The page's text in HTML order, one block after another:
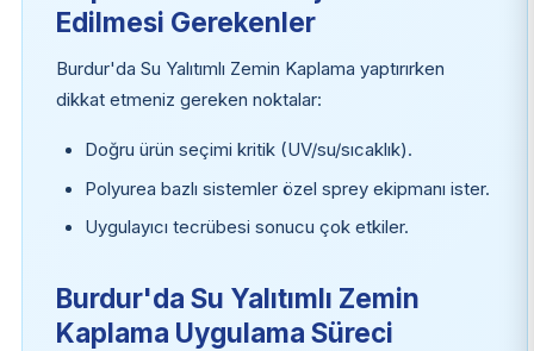
Edilmesi Gerekenler
Burdur'da Su Yalıtımlı Zemin Kaplama yaptırırken
dikkat etmeniz gereken noktalar:
Doğru ürün seçimi kritik (UV/su/sıcaklık).
Polyurea bazlı sistemler özel sprey ekipmanı ister.
Uygulayıcı tecrübesi sonucu çok etkiler.
Burdur'da Su Yalıtımlı Zemin
Kaplama Uygulama Süreci